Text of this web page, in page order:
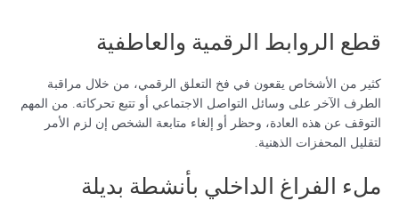
قطع الروابط الرقمية والعاطفية
كثير من الأشخاص يقعون في فخ التعلق الرقمي، من خلال مراقبة
الطرف الآخر على وسائل التواصل الاجتماعي أو تتبع تحركاته. من المهم
التوقف عن هذه العادة، وحظر أو إلغاء متابعة الشخص إن لزم الأمر
لتقليل المحفزات الذهنية.
ملء الفراغ الداخلي بأنشطة بديلة